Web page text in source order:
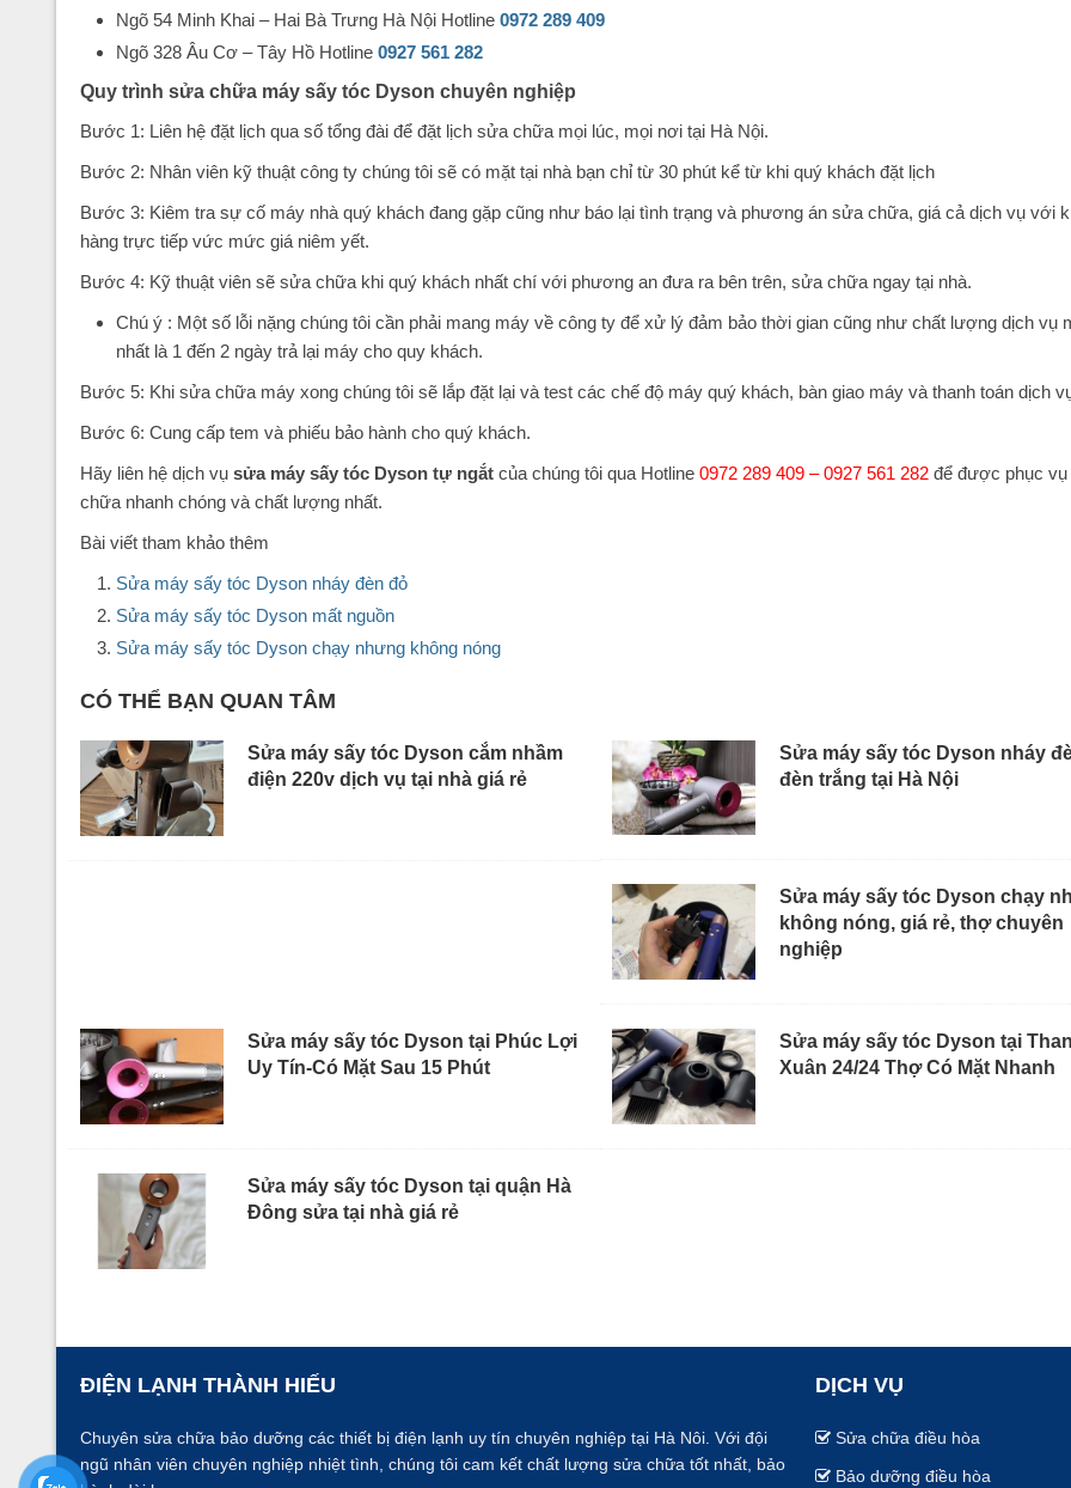
Ngõ 54 Minh Khai – Hai Bà Trưng Hà Nội Hotline 0972 289 409
Ngõ 328 Âu Cơ – Tây Hồ Hotline 0927 561 282
Quy trình sửa chữa máy sấy tóc Dyson chuyên nghiệp
Bước 1: Liên hệ đặt lịch qua số tổng đài để đặt lịch sửa chữa mọi lúc, mọi nơi tại Hà Nội.
Bước 2: Nhân viên kỹ thuật công ty chúng tôi sẽ có mặt tại nhà bạn chỉ từ 30 phút kể từ khi quý khách đặt lịch
Bước 3: Kiêm tra sự cố máy nhà quý khách đang gặp cũng như báo lại tình trạng và phương án sửa chữa, giá cả dịch vụ với
hàng trực tiếp vức mức giá niêm yết.
Bước 4: Kỹ thuật viên sẽ sửa chữa khi quý khách nhất chí với phương an đưa ra bên trên, sửa chữa ngay tại nhà.
Chú ý : Một số lỗi nặng chúng tôi cần phải mang máy về công ty để xử lý đảm bảo thời gian cũng như chất lượng dịch vụ
nhất là 1 đến 2 ngày trả lại máy cho quy khách.
Bước 5: Khi sửa chữa máy xong chúng tôi sẽ lắp đặt lại và test các chế độ máy quý khách, bàn giao máy và thanh toán dịch
Bước 6: Cung cấp tem và phiếu bảo hành cho quý khách.
Hãy liên hệ dịch vụ sửa máy sấy tóc Dyson tự ngắt của chúng tôi qua Hotline 0972 289 409 – 0927 561 282 để được phục
chữa nhanh chóng và chất lượng nhất.
Bài viết tham khảo thêm
Sửa máy sấy tóc Dyson nháy đèn đỏ
Sửa máy sấy tóc Dyson mất nguồn
Sửa máy sấy tóc Dyson chạy nhưng không nóng
CÓ THỂ BẠN QUAN TÂM
Sửa máy sấy tóc Dyson cắm nhầm
điện 220v dịch vụ tại nhà giá rẻ
Sửa máy sấy tóc Dyson nháy
đèn trắng tại Hà Nội
Sửa máy sấy tóc Dyson chạy
không nóng, giá rẻ, thợ chuyên
nghiệp
Sửa máy sấy tóc Dyson tại Phúc Lợi
Uy Tín-Có Mặt Sau 15 Phút
Sửa máy sấy tóc Dyson tại
Xuân 24/24 Thợ Có Mặt Nhanh
Sửa máy sấy tóc Dyson tại quận Hà
Đông sửa tại nhà giá rẻ
ĐIỆN LẠNH THÀNH HIẾU
Chuyên sửa chữa bảo dưỡng các thiết bị điện lạnh uy tín chuyên nghiệp tại Hà Nôi. Với đội
ngũ nhân viên chuyên nghiệp nhiệt tình, chúng tôi cam kết chất lượng sửa chữa tốt nhất, bảo
DỊCH VỤ
Sửa chữa điều hòa
Bảo dưỡng điều hòa